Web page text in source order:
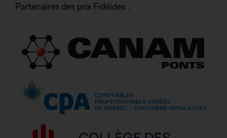
Partenaires des prix Fidéides :